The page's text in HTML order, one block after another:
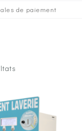
de paiement